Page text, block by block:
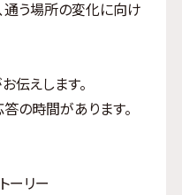
通う場所の変化に向け
伝えします。
の時間があります。
ーリー